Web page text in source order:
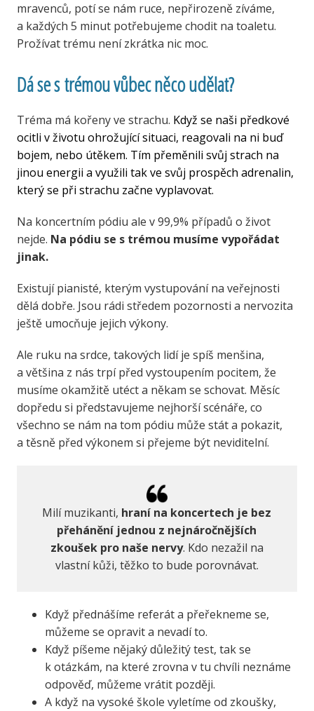
mravenců, potí se nám ruce, nepřirozeně zíváme,
a každých 5 minut potřebujeme chodit na toaletu.
Prožívat trému není zkrátka nic moc.
Dá se s trémou vůbec něco udělat?
Tréma má kořeny ve strachu. Když se naši předkové
ocitli v životu ohrožující situaci, reagovali na ni buď
bojem, nebo útěkem. Tím přeměnili svůj strach na
jinou energii a využili tak ve svůj prospěch adrenalin,
který se při strachu začne vyplavovat.
Na koncertním pódiu ale v 99,9% případů o život
nejde. Na pódiu se s trémou musíme vypořádat
jinak.
Existují pianisté, kterým vystupování na veřejnosti
dělá dobře. Jsou rádi středem pozornosti a nervozita
ještě umocňuje jejich výkony.
Ale ruku na srdce, takových lidí je spíš menšina,
a většina z nás trpí před vystoupením pocitem, že
musíme okamžitě utéct a někam se schovat. Měsíc
dopředu si představujeme nejhorší scénáře, co
všechno se nám na tom pódiu může stát a pokazit,
a těsně před výkonem si přejeme být neviditelní.
Milí muzikanti, hraní na koncertech je bez
přehánění jednou z nejnáročnějších
zkoušek pro naše nervy. Kdo nezažil na
vlastní kůži, těžko to bude porovnávat.
Když přednášíme referát a přeřekneme se,
můžeme se opravit a nevadí to.
Když píšeme nějaký důležitý test, tak se
k otázkám, na které zrovna v tu chvíli neznáme
odpověď, můžeme vrátit později.
A když na vysoké škole vyletíme od zkoušky,